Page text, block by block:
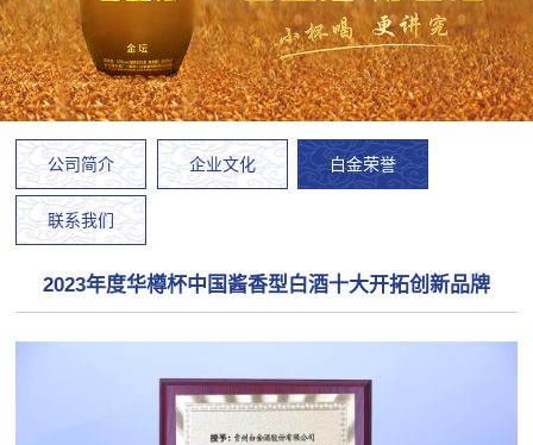
公司简介 企业文化 白金荣誉
联系我们
2023年度华樽杯中国酱香型白酒十大开拓创新品牌